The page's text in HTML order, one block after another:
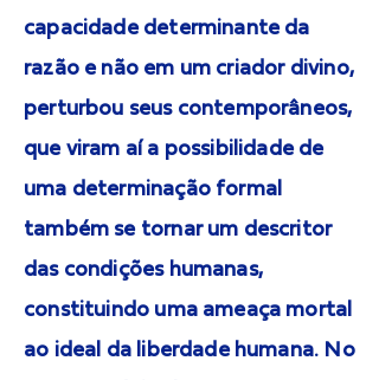
capacidade determinante da
razão e não em um criador divino,
perturbou seus contemporâneos,
que viram aí a possibilidade de
uma determinação formal
também se tornar um descritor
das condições humanas,
constituindo uma ameaça mortal
ao ideal da liberdade humana. No